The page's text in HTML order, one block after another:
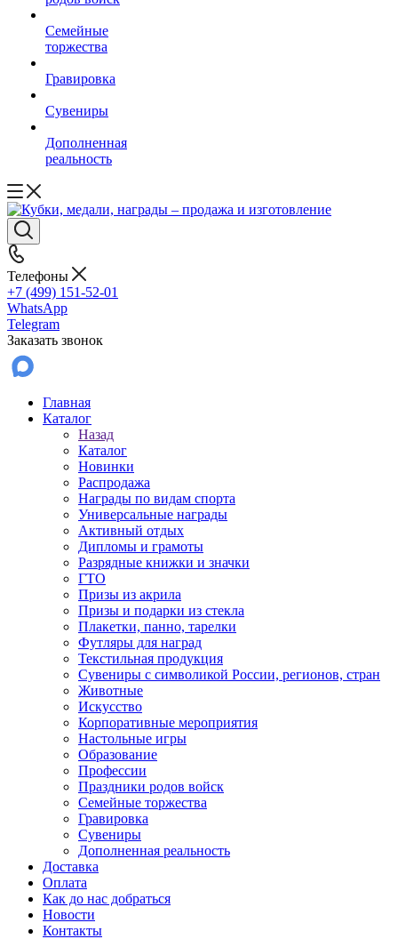
Семейные
торжества
Гравировка
Сувениры
Дополненная
реальность
Телефоны
+7 (499) 151-52-01
WhatsApp
Telegram
Заказать звонок
Главная
Каталог
Назад
Каталог
Новинки
Распродажа
Награды по видам спорта
Универсальные награды
Активный отдых
Дипломы и грамоты
Разрядные книжки и значки
ГТО
Призы из акрила
Призы и подарки из стекла
Плакетки, панно, тарелки
Футляры для наград
Текстильная продукция
Сувениры с символикой России, регионов, стран
Животные
Искусство
Корпоративные мероприятия
Настольные игры
Образование
Профессии
Праздники родов войск
Семейные торжества
Гравировка
Сувениры
Дополненная реальность
Доставка
Оплата
Как до нас добраться
Новости
Контакты